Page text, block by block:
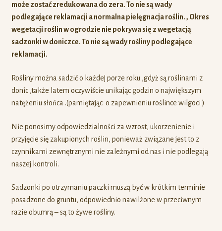
może zostać zredukowana do zera. To nie są wady
podlegające reklamacji a normalna pielęgnacja roślin. , Okres
wegetacji roślin w ogrodzie nie pokrywa się z wegetacją
sadzonki w doniczce. To nie są wady rośliny podlegające
reklamacji.
Rośliny można sadzić o każdej porze roku ,gdyż są roślinami z
donic ,także latem oczywiście unikając godzin o największym
natężeniu słońca .(pamiętając o zapewnieniu roślince wilgoci )
Nie ponosimy odpowiedzialności za wzrost, ukorzenienie i
przyjęcie się zakupionych roślin, ponieważ związane jest to z
czynnikami zewnętrznymi nie zależnymi od nas i nie podlegają
naszej kontroli.
Sadzonki po otrzymaniu paczki muszą być w krótkim terminie
posadzone do gruntu, odpowiednio nawilżone w przeciwnym
razie obumrą – są to żywe rośliny.